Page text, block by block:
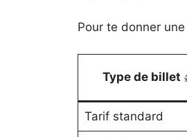
Pour te donner
Type de billet
Tarif standard